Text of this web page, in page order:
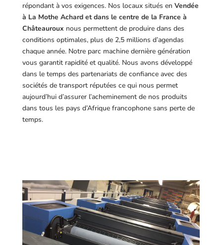
répondant à vos exigences. Nos locaux situés en Vendée
à La Mothe Achard et dans le centre de la France à
Châteauroux nous permettent de produire dans des
conditions optimales, plus de 2,5 millions d’agendas
chaque année. Notre parc machine dernière génération
vous garantit rapidité et qualité. Nous avons développé
dans le temps des partenariats de confiance avec des
sociétés de transport réputées ce qui nous permet
aujourd’hui d’assurer l’acheminement de nos produits
dans tous les pays d’Afrique francophone sans perte de
temps.